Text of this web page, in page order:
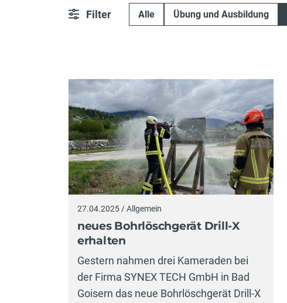
Filter Alle Übung und Ausbildung
27.04.2025 / Allgemein
neues Bohrlöschgerät Drill-X
erhalten
Gestern nahmen drei Kameraden bei
der Firma SYNEX TECH GmbH in Bad
Goisern das neue Bohrlöschgerät Drill-X